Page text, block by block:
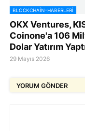
BLOCKCHAIN-HABERLERI
OKX Ventures,
Coinone'a 106
Dolar Yatırım
29 Mayıs 2026
YORUM GÖNDER